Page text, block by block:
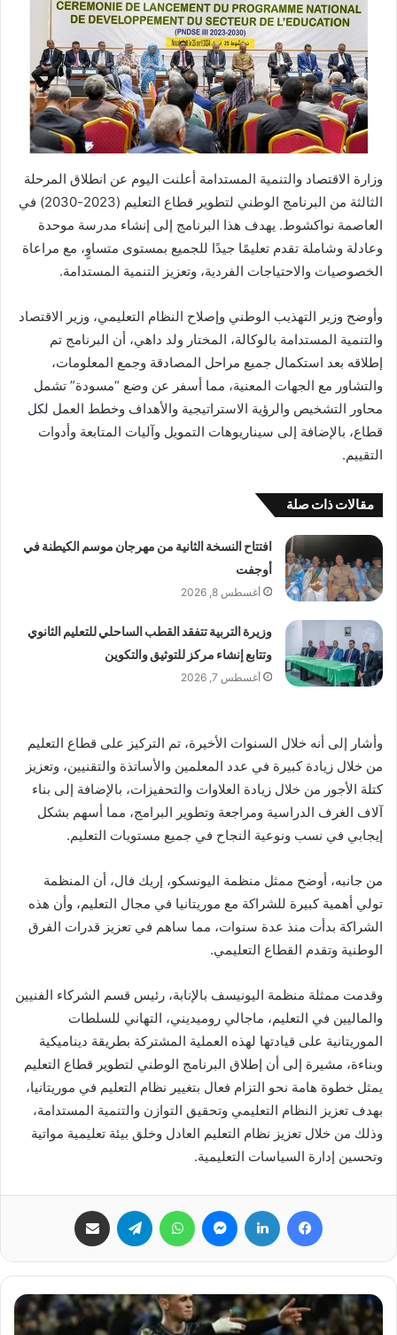
وزارة الاقتصاد والتنمية المستدامة أعلنت اليوم عن انطلاق المرحلة
الثالثة من البرنامج الوطني لتطوير قطاع التعليم (2023-2030) في
العاصمة نواكشوط. يهدف هذا البرنامج إلى إنشاء مدرسة موحدة
وعادلة وشاملة تقدم تعليمًا جيدًا للجميع بمستوى متساوٍ، مع مراعاة
الخصوصيات والاحتياجات الفردية، وتعزيز التنمية المستدامة.
وأوضح وزير التهذيب الوطني وإصلاح النظام التعليمي، وزير الاقتصاد
والتنمية المستدامة بالوكالة، المختار ولد داهي، أن البرنامج تم
إطلاقه بعد استكمال جميع مراحل المصادقة وجمع المعلومات،
والتشاور مع الجهات المعنية، مما أسفر عن وضع “مسودة” تشمل
محاور التشخيص والرؤية الاستراتيجية والأهداف وخطط العمل لكل
قطاع، بالإضافة إلى سيناريوهات التمويل وآليات المتابعة وأدوات
التقييم.
مقالات ذات صلة
افتتاح النسخة الثانية من مهرجان موسم الكيطنة في
أوجفت
أغسطس 8, 2026
وزيرة التربية تتفقد القطب الساحلي للتعليم الثانوي
وتتابع إنشاء مركز للتوثيق والتكوين
أغسطس 7, 2026
وأشار إلى أنه خلال السنوات الأخيرة، تم التركيز على قطاع التعليم
من خلال زيادة كبيرة في عدد المعلمين والأساتذة والتقنيين، وتعزيز
كتلة الأجور من خلال زيادة العلاوات والتحفيزات، بالإضافة إلى بناء
آلاف الغرف الدراسية ومراجعة وتطوير البرامج، مما أسهم بشكل
إيجابي في نسب ونوعية النجاح في جميع مستويات التعليم.
من جانبه، أوضح ممثل منظمة اليونسكو، إريك فال، أن المنظمة
تولي أهمية كبيرة للشراكة مع موريتانيا في مجال التعليم، وأن هذه
الشراكة بدأت منذ عدة سنوات، مما ساهم في تعزيز قدرات الفرق
الوطنية وتقدم القطاع التعليمي.
وقدمت ممثلة منظمة اليونيسف بالإنابة، رئيس قسم الشركاء الفنيين
والماليين في التعليم، ماجالي روميديني، التهاني للسلطات
الموريتانية على قيادتها لهذه العملية المشتركة بطريقة ديناميكية
وبناءة، مشيرة إلى أن إطلاق البرنامج الوطني لتطوير قطاع التعليم
يمثل خطوة هامة نحو التزام فعال بتغيير نظام التعليم في موريتانيا،
بهدف تعزيز النظام التعليمي وتحقيق التوازن والتنمية المستدامة،
وذلك من خلال تعزيز نظام التعليم العادل وخلق بيئة تعليمية مواتية
وتحسين إدارة السياسات التعليمية.
فيسبوك لينكدإن ماسنجر واتساب تيلقرام